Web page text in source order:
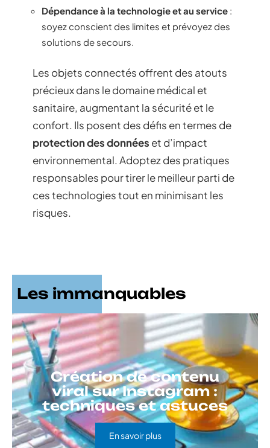
Dépendance à la technologie et au service :
soyez conscient des limites et prévoyez des
solutions de secours.
Les objets connectés offrent des atouts
précieux dans le domaine médical et
sanitaire, augmentant la sécurité et le
confort. Ils posent des défis en termes de
protection des données et d’impact
environnemental. Adoptez des pratiques
responsables pour tirer le meilleur parti de
ces technologies tout en minimisant les
risques.
Les immanquables
Création de contenu
viral sur Instagram :
techniques et astuces
En savoir plus